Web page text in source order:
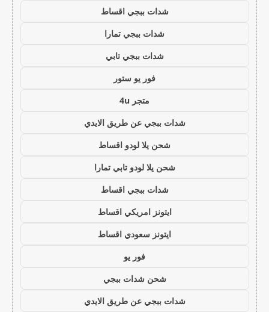
شدات ببجي اقساط
شدات ببجي تمارا
شدات ببجي تابي
فور يو ستور
متجر 4u
شدات ببجي عن طريق الايدي
شحن يلا لودو اقساط
شحن يلا لودو تابي تمارا
شدات ببجي اقساط
ايتونز امريكي اقساط
ايتونز سعودي اقساط
فور يو
شحن شدات ببجي
شدات ببجي عن طريق الايدي